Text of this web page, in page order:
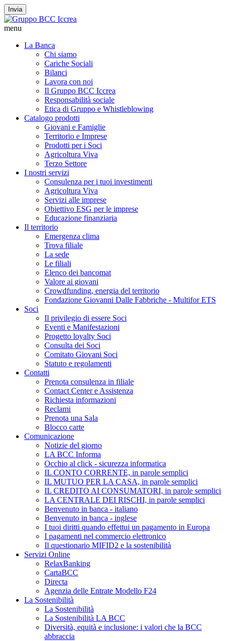
Invia
menu
La Banca
Chi siamo
Cariche Sociali
Bilanci
Lavora con noi
Il Gruppo BCC Iccrea
Responsabilità sociale
Etica di Gruppo e Whistleblowing
Catalogo prodotti
Giovani e Famiglie
Territorio e Imprese
Prodotti per i Soci
Agricoltura Viva
Terzo Settore
I nostri servizi
Consulenza per i tuoi investimenti
Agricoltura Viva
Servizi alle imprese
Obiettivo ESG per le imprese
Educazione finanziaria
Il territorio
Emergenza clima
Trova filiale
La sede
Le filiali
Elenco dei bancomat
Valore ai giovani
Crowdfunding, energia del territorio
Fondazione Giovanni Dalle Fabbriche - Multifor ETS
Soci
Il privilegio di essere Soci
Eventi e Manifestazioni
Progetto loyalty Soci
Consulta dei Soci
Comitato Giovani Soci
Statuto e regolamenti
Contatti
Prenota consulenza in filiale
Contact Center e Assistenza
Richiesta informazioni
Reclami
Prenota una Sala
Blocco carte
Comunicazione
Notizie del giorno
LA BCC Informa
Occhio al click - sicurezza informatica
IL CONTO CORRENTE, in parole semplici
IL MUTUO PER LA CASA, in parole semplici
IL CREDITO AI CONSUMATORI, in parole semplici
LA CENTRALE DEI RISCHI, in parole semplici
Benvenuto in banca - italiano
Benvenuto in banca - inglese
I tuoi diritti quando effettui un pagamento in Europa
I pagamenti nel commercio elettronico
Il questionario MIFID2 e la sostenibilità
Servizi Online
RelaxBanking
CartaBCC
Directa
Agenzia delle Entrate Modello F24
La Sostenibilità
La Sostenibilità
La Sostenibilità LA BCC
Diversità, equità e inclusione: i valori che la BCC
abbraccia